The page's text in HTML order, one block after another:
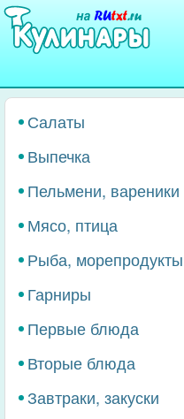
Перейти
основному
Салаты
Выпечка
Пельмени, вареники
Мясо, птица
Рыба, морепродукты
Гарниры
Первые блюда
Вторые блюда
Завтраки, закуски